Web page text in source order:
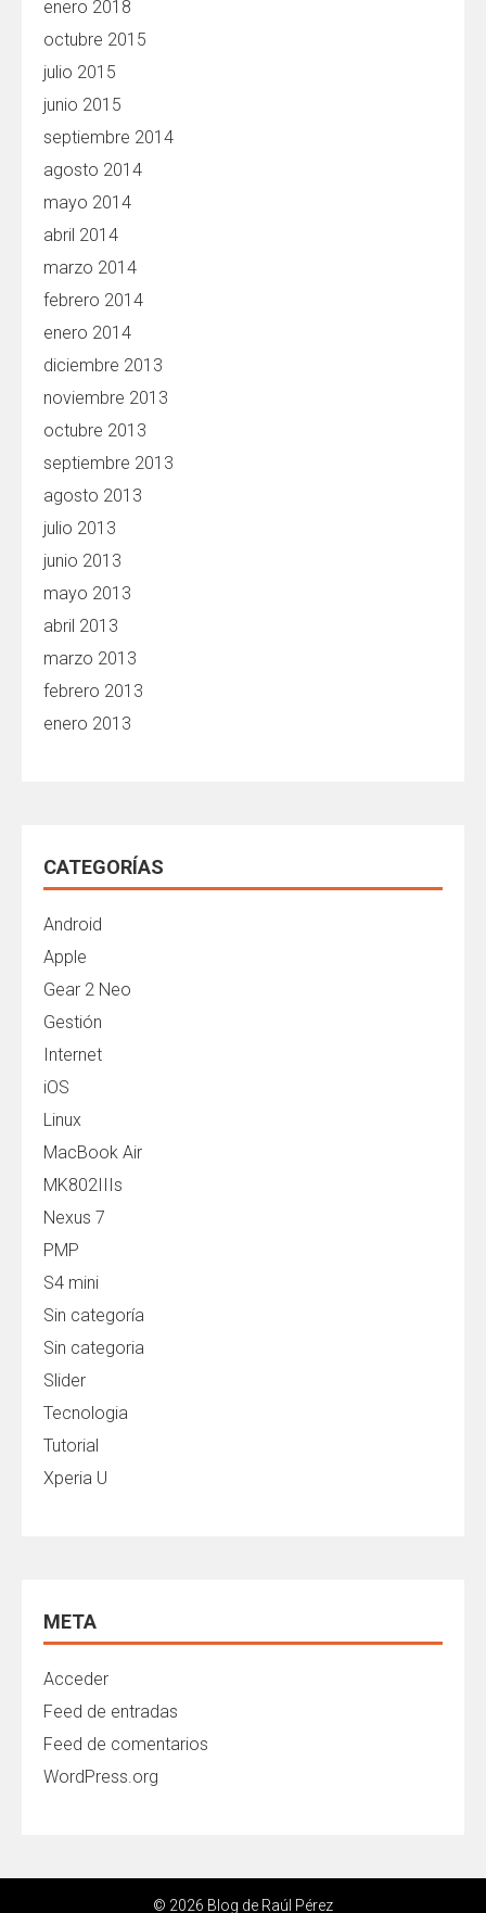
enero 2018
octubre 2015
julio 2015
junio 2015
septiembre 2014
agosto 2014
mayo 2014
abril 2014
marzo 2014
febrero 2014
enero 2014
diciembre 2013
noviembre 2013
octubre 2013
septiembre 2013
agosto 2013
julio 2013
junio 2013
mayo 2013
abril 2013
marzo 2013
febrero 2013
enero 2013
CATEGORÍAS
Android
Apple
Gear 2 Neo
Gestión
Internet
iOS
Linux
MacBook Air
MK802IIIs
Nexus 7
PMP
S4 mini
Sin categoría
Sin categoria
Slider
Tecnologia
Tutorial
Xperia U
META
Acceder
Feed de entradas
Feed de comentarios
WordPress.org
© 2026 Blog de Raúl Pérez